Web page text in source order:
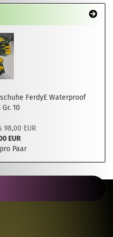
FerdyE Waterproof
10
EUR
EUR
Paar